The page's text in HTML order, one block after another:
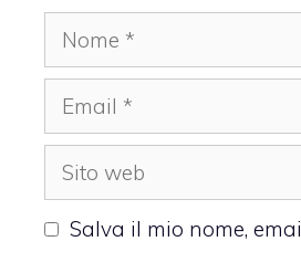
Nome
Email
Sito
web
Salva il mio nome,